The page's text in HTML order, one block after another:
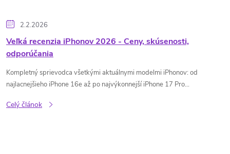
2.2.2026
Veľká recenzia iPhonov 2026 - Ceny, skúsenosti,
odporúčania
Kompletný sprievodca všetkými aktuálnymi modelmi iPhonov: od
najlacnejšieho iPhone 16e až po najvýkonnejší iPhone 17 Pro...
Celý článok